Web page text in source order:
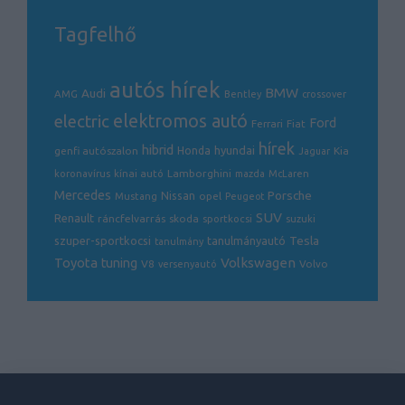
Tagfelhő
AMG Audi autós hírek Bentley BMW crossover
electric elektromos autó Ferrari Fiat Ford
genfi autószalon hibrid Honda hyundai hírek Jaguar Kia
koronavírus kínai autó Lamborghini mazda McLaren
Mercedes Mustang Nissan opel Peugeot Porsche
Renault ráncfelvarrás skoda sportkocsi SUV suzuki
szuper-sportkocsi tanulmány tanulmányautó Tesla
Toyota tuning V8 versenyautó Volkswagen Volvo